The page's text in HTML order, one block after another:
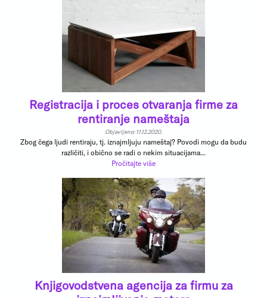
Registracija i proces otvaranja firme za
rentiranje nameštaja
Objavljeno: 11.12.2020.
Zbog čega ljudi rentiraju, tj. iznajmljuju nameštaj? Povodi mogu da budu
različiti, i obično se radi o nekim situacijama...
Pročitajte više
Knjigovodstvena agencija za firmu za